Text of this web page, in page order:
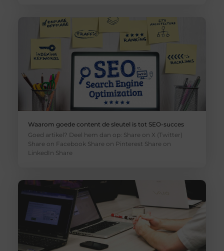
Waarom goede content de sleutel is tot SEO-succes
Goed artikel? Deel hem dan op: Share on X (Twitter)
Share on Facebook Share on Pinterest Share on
LinkedIn Share